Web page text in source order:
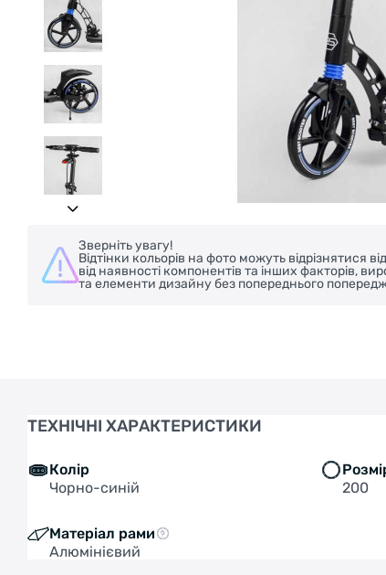
Зверніть увагу!
Відтінки кольорів на фото можуть
від наявності компонентів та інших факторів,
та елементи дизайну без попереднього
ТЕХНІЧНІ ХАРАКТЕРИСТИКИ
Колір
Чорно-синій
200
Матеріал рами
Алюмінієвий